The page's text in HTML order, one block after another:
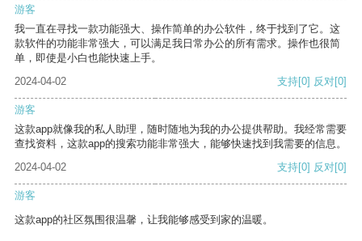
游客
我一直在寻找一款功能强大、操作简单的办公软件，终于找到了它。这
款软件的功能非常强大，可以满足我日常办公的所有需求。操作也很简
单，即使是小白也能快速上手。
2024-04-02
支持[0] 反对[0]
游客
这款app就像我的私人助理，随时随地为我的办公提供帮助。我经常需要
查找资料，这款app的搜索功能非常强大，能够快速找到我需要的信息。
2024-04-02
支持[0] 反对[0]
游客
这款app的社区氛围很温馨，让我能够感受到家的温暖。